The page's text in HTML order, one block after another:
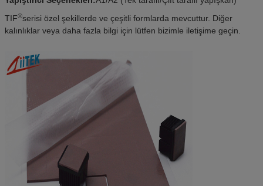
TIF®serisi özel şekillerde ve çeşitli formlarda mevcuttur. Diğer
kalınlıklar veya daha fazla bilgi için lütfen bizimle iletişime geçin.